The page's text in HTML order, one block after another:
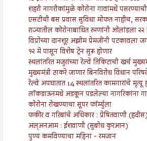
शहरी नागरीकांमुळे कोरोना गावांमधे
एसटीची बस प्रवास सुविधा मोफत नाहीच,
राज्यातील कोरोनाबाधित रुग्णांनी ओलांडला २२
विप्रोच्या दानशूर अझीम प्रेमजींनी पटकावला
१२ मे पासून विशेष ट्रेन सुरू होणार
स्थलांतरित मजुरांच्या रेल्वे तिकिटाची खर्च
मुख्यमंत्री ठाकरे जाणार बिनविरोध विधान
रेल्वे अपघातात 14 स्थलांतरित कामगारांचे मृत्यू
लाॅकडाऊनमधे अडकून पडलेल्या नागरिकांना
कोरोना रोखण्याचा सूपर फॉर्म्युला
फकीर व गरिबांचे अधिकार : प्रेषितवाणी (हदीस)
अल्अनआम : ईशवाणी (सुबोध कुरआन)
पुण्य कमविण्याचा महिना - रमजान